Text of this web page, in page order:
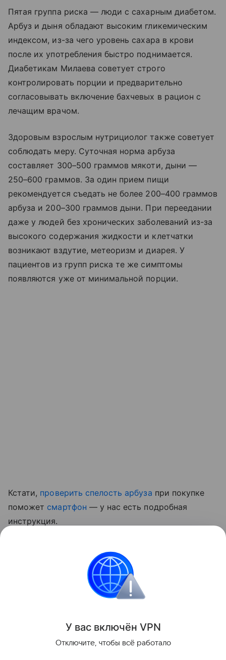
Пятая группа риска — люди с сахарным диабетом.
Арбуз и дыня обладают высоким гликемическим
индексом, из-за чего уровень сахара в крови
после их употребления быстро поднимается.
Диабетикам Милаева советует строго
контролировать порции и предварительно
согласовывать включение бахчевых в рацион с
лечащим врачом.
Здоровым взрослым нутрициолог также советует
соблюдать меру. Суточная норма арбуза
составляет 300–500 граммов мякоти, дыни —
250–600 граммов. За один прием пищи
рекомендуется съедать не более 200–400 граммов
арбуза и 200–300 граммов дыни. При переедании
даже у людей без хронических заболеваний из-за
высокого содержания жидкости и клетчатки
возникают вздутие, метеоризм и диарея. У
пациентов из групп риска те же симптомы
появляются уже от минимальной порции.
Кстати, проверить спелость арбуза при покупке
поможет смартфон — у нас есть подробная
инструкция.
оказался полезен для сосудов и кишечника
Красота и здоровье
Поделиться
У вас включён VPN
Отключите, чтобы всё работало